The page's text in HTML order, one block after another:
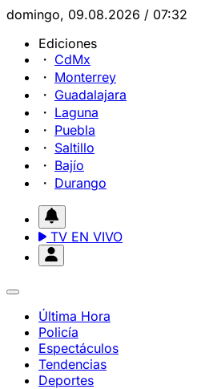
domingo, 09.08.2026 / 07:32
Ediciones
CdMx
Monterrey
Guadalajara
Laguna
Puebla
Saltillo
Bajío
Durango
TV EN VIVO
Última Hora
Policía
Espectáculos
Tendencias
Deportes